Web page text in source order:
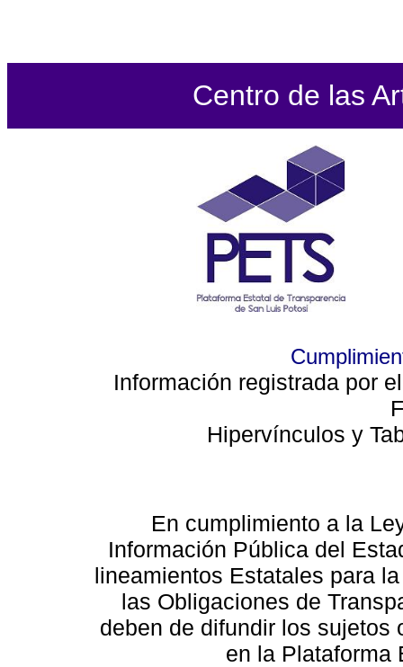
Centro de las
Información registrada por
Hipervínculos y
En cumplimiento a la
Información Pública del
lineamientos Estatales para
las Obligaciones de
deben de difundir los sujetos
en la Plataforma